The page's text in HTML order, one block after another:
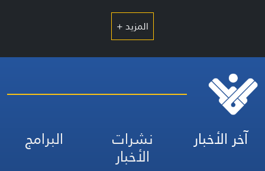
المزيد +
آخر الأخبار نشرات
الأخبار
البرامج